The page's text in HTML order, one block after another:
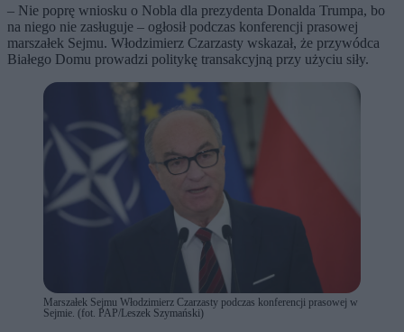
– Nie poprę wniosku o Nobla dla prezydenta Donalda Trumpa, bo
na niego nie zasługuje – ogłosił podczas konferencji prasowej
marszałek Sejmu. Włodzimierz Czarzasty wskazał, że przywódca
Białego Domu prowadzi politykę transakcyjną przy użyciu siły.
Marszałek Sejmu Włodzimierz Czarzasty podczas konferencji prasowej w
Sejmie. (fot. PAP/Leszek Szymański)